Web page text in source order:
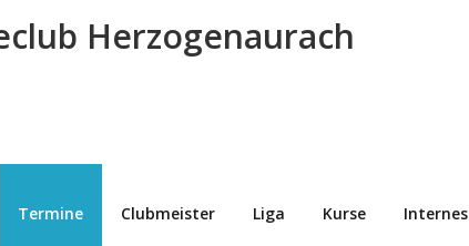
Herzogenaurach
Termine Clubmeister Liga Kurse Internes